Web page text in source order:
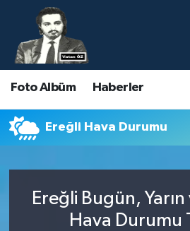
Foto Albüm Haberler
Ereğli Hava Durumu
Ereğli Bugün, Yarın
Hava Durumu
Nöbetçi Eczaneler
Hava Durumu
Namaz Vakitleri
Süper Lig Puan Durumu ve